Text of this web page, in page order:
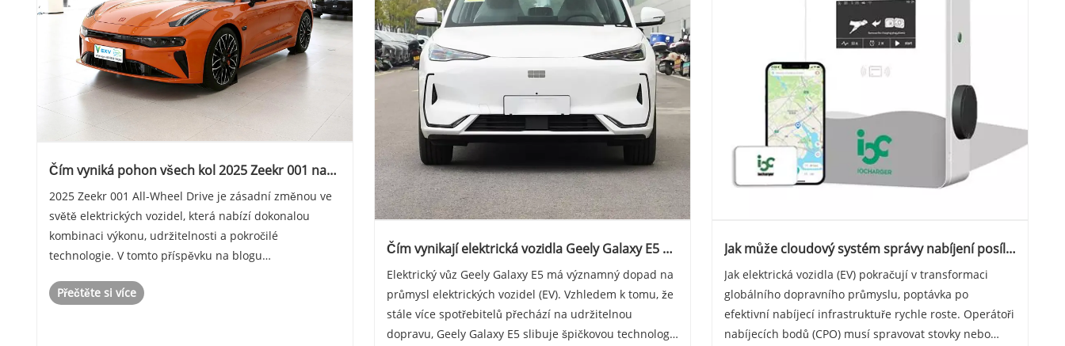
Čím vyniká pohon všech kol 2025 Zeekr 001 na
2025 Zeekr 001 All-Wheel Drive je zásadní změnou ve
světě elektrických vozidel, která nabízí dokonalou
kombinaci výkonu, udržitelnosti a pokročilé
technologie. V tomto příspěvku na blogu
aspekty designu a srovnání s konkurencí. Odpovíme
Přečtěte si více
Čím vynikají elektrická vozidla Geely Galaxy E5 na
Elektrický vůz Geely Galaxy E5 má významný dopad na
průmysl elektrických vozidel (EV). Vzhledem k tomu, že
stále více spotřebitelů přechází na udržitelnou
dopravu, Geely Galaxy E5 slibuje špičkovou technologii,
Jak může cloudový systém správy nabíjení posílit
Jak elektrická vozidla (EV) pokračují v transformaci
globálního dopravního průmyslu, poptávka po
efektivní nabíjecí infrastruktuře rychle roste. Operátoři
nabíjecích bodů (CPO) musí spravovat stovky nebo